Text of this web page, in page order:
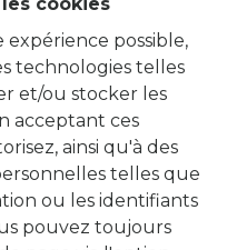
possible,
technologies telles
et/ou stocker les
acceptant ces
ainsi qu'à des
telles que
ou les identifiants
pouvez toujours
Aldus PageMaker